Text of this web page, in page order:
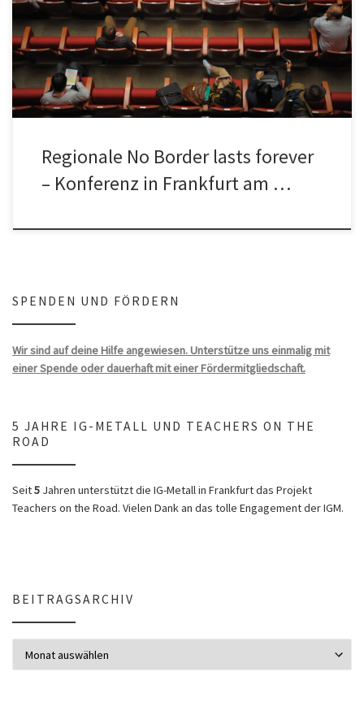
4. bis 6. März 2016 im Studierendenhaus, Campus Bockenheim,
Mertonstraße 26-28, […]
Regionale No Border lasts forever
– Konferenz in Frankfurt am …
SPENDEN UND FÖRDERN
Wir sind auf deine Hilfe angewiesen. Unterstütze uns einmalig mit
einer Spende oder dauerhaft mit einer Fördermitgliedschaft.
5 JAHRE IG-METALL UND TEACHERS ON THE
ROAD
Seit5 Jahren unterstützt die IG-Metall in Frankfurt das Projekt
Teachers on the Road. Vielen Dank an das tolle Engagement der IGM.
BEITRAGSARCHIV